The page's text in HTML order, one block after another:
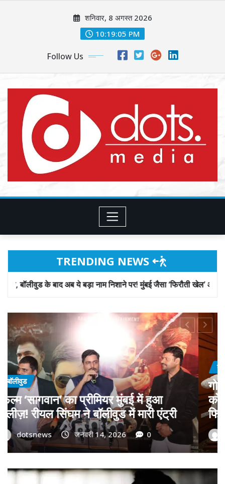
शनिवार, 8 अगस्त 2026
10:19:07 PM
Follow Us
TRENDING NEWS
ये बड़ा नाम निशाने पर! मुंबई जैसा ‘फिरौती खेल’ अब दिल्ली-पंजाब में?
बॉलीवुड
गोवा मुख्यमंत्री डॉ. प्रमोद सावंत का ‘गोदान’
को बड़ा समर्थन; पोस्टर विमोचन कर मथुरा से
फिल्म गोदान की टीम का बढ़ाया मान!
dotsnews जनवरी 9, 2026 0